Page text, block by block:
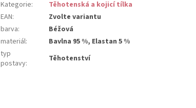
Kategorie:
Těhotenská a kojicí tílka
EAN:
Zvolte variantu
barva:
Béžová
materiál:
Bavlna 95 %, Elastan 5 %
typ
postavy: Těhotenství